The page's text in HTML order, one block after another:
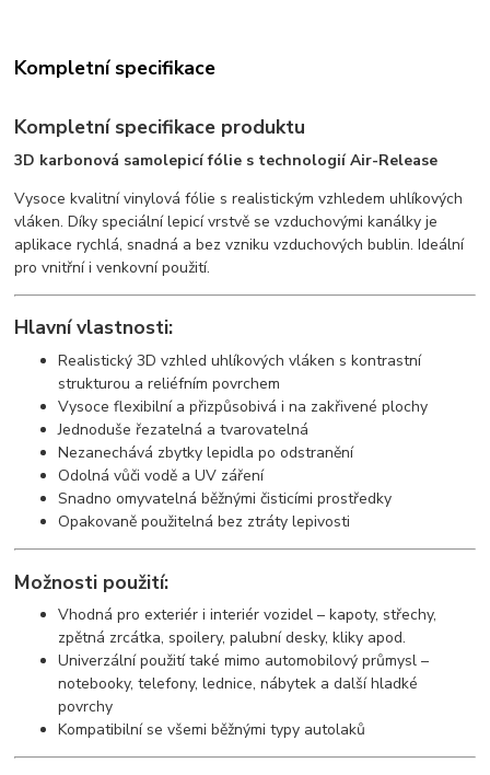
Kompletní specifikace
Kompletní specifikace produktu
3D karbonová samolepicí fólie s technologií Air-Release
Vysoce kvalitní vinylová fólie s realistickým vzhledem uhlíkových
vláken. Díky speciální lepicí vrstvě se vzduchovými kanálky je
aplikace rychlá, snadná a bez vzniku vzduchových bublin. Ideální
pro vnitřní i venkovní použití.
Hlavní vlastnosti:
Realistický 3D vzhled uhlíkových vláken s kontrastní
strukturou a reliéfním povrchem
Vysoce flexibilní a přizpůsobivá i na zakřivené plochy
Jednoduše řezatelná a tvarovatelná
Nezanechává zbytky lepidla po odstranění
Odolná vůči vodě a UV záření
Snadno omyvatelná běžnými čisticími prostředky
Opakovaně použitelná bez ztráty lepivosti
Možnosti použití:
Vhodná pro exteriér i interiér vozidel – kapoty, střechy,
zpětná zrcátka, spoilery, palubní desky, kliky apod.
Univerzální použití také mimo automobilový průmysl –
notebooky, telefony, lednice, nábytek a další hladké
povrchy
Kompatibilní se všemi běžnými typy autolaků